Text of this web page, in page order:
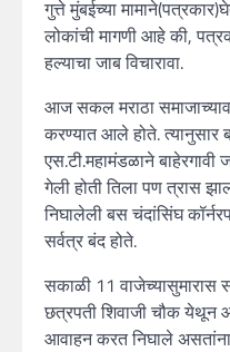
गुत्ते मुंबईच्या
लोकांची मागणी आहे की,
हल्याचा जाब विचारावा.
आज सकल मराठा
करण्यात आले होते. त्यानुसार
एस.टी.महामंडळाने बाहेरगावी
गेली होती तिला पण त्रास
निघालेली बस चंदांसिंघ
सर्वत्र बंद होते.
सकाळी 11 वाजेच्यासुमारास
छत्रपती शिवाजी चौक येथून
आवाहन करत निघाले